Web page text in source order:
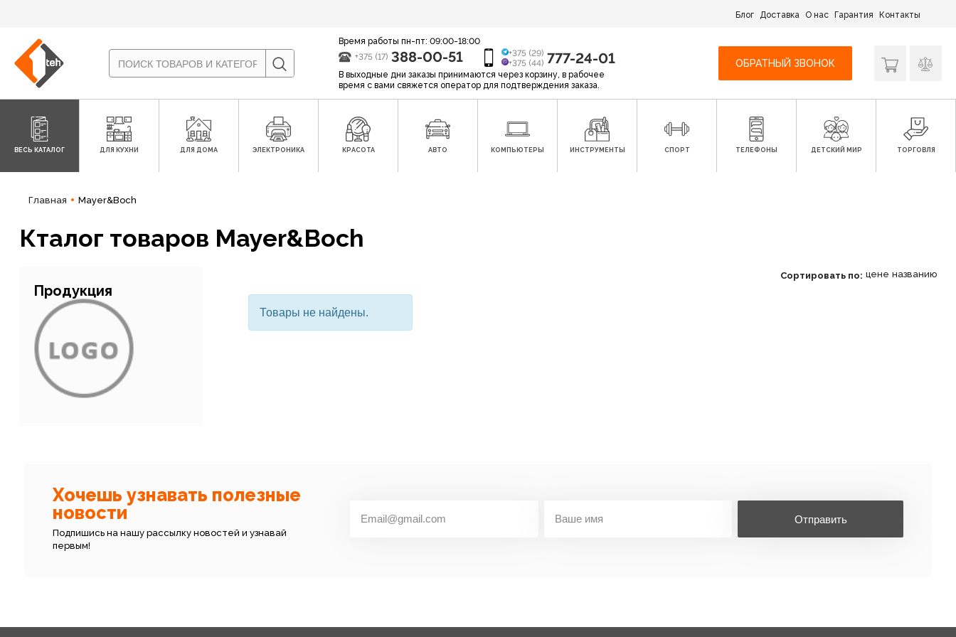
Блог Доставка О нас Гарантия Контакты
Время работы пн-пт: 09:00-18:00
+375 (17) 388-00-51
+375 (29)
+375 (44) 777-24-01
В выходные дни заказы принимаются через корзину, в рабочее
время с вами свяжется оператор для подтверждения заказа.
ОБРАТНЫЙ ЗВОНОК
ВЕСЬ КАТАЛОГ ДЛЯ КУХНИ ДЛЯ ДОМА ЭЛЕКТРОНИКА КРАСОТА АВТО КОМПЬЮТЕРЫ ИНСТРУМЕНТЫ СПОРТ ТЕЛЕФОНЫ ДЕТСКИЙ МИР ТОРГОВЛЯ
Главная Mayer&Boch
Кталог товаров Mayer&Boch
Продукция
Сортировать по: цене названию
Товары не найдены.
Хочешь узнавать полезные
новости
Подпишись на нашу рассылку новостей и узнавай
первым!
Отправить